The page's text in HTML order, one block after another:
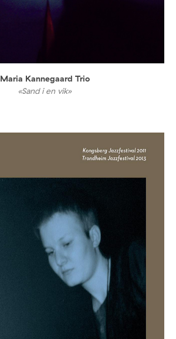
Maria Kannegaard Trio
«Sand i en vik»